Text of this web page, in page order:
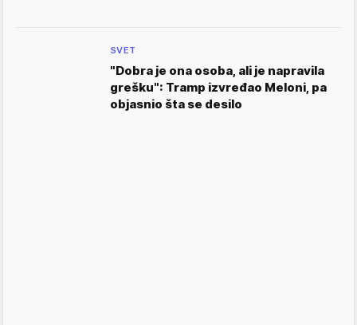
SVET
"Dobra je ona osoba, ali je napravila
grešku": Tramp izvređao Meloni, pa
objasnio šta se desilo